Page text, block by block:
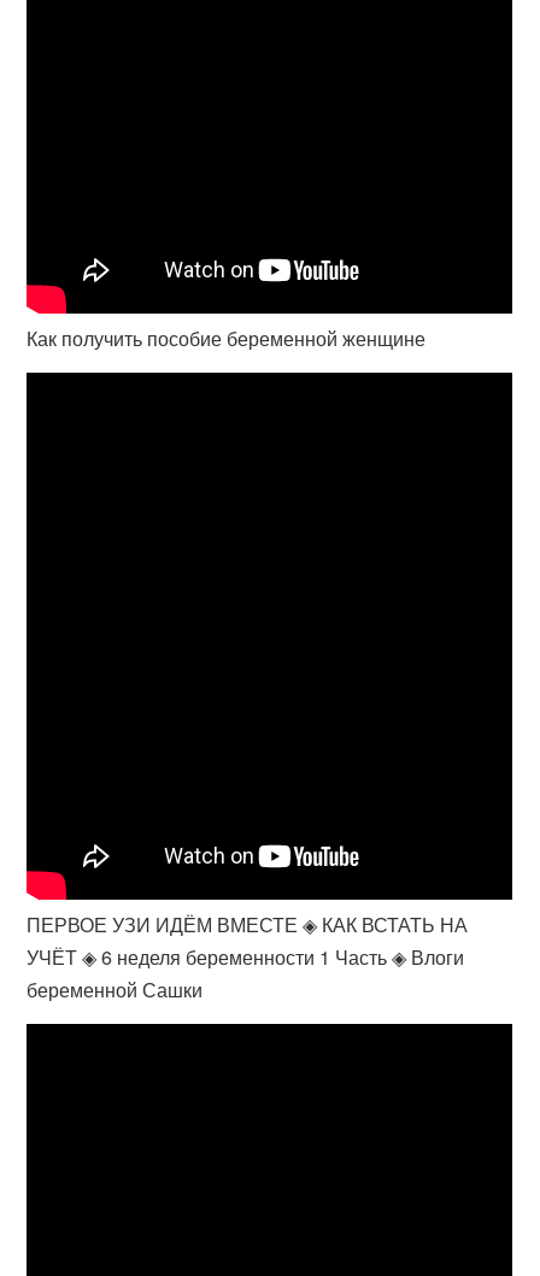
Как получить пособие беременной женщине
ПЕРВОЕ УЗИ ИДЁМ ВМЕСТЕ ◈ КАК ВСТАТЬ НА
УЧЁТ ◈ 6 неделя беременности 1 Часть ◈ Влоги
беременной Сашки